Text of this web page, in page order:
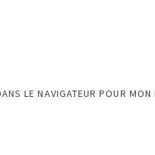
LE NAVIGATEUR POUR MON